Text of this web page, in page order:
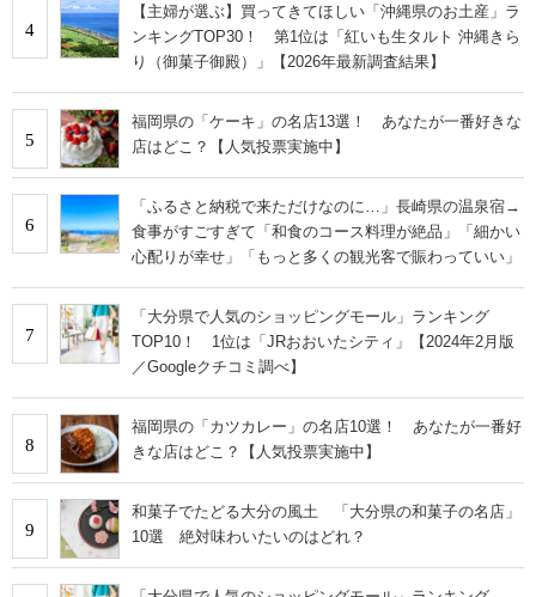
4
【主婦が選ぶ】買ってきてほしい「沖縄県のお土産」ラ
ンキングTOP30！ 第1位は「紅いも生タルト 沖縄きら
り（御菓子御殿）」【2026年最新調査結果】
5
福岡県の「ケーキ」の名店13選！ あなたが一番好きな
店はどこ？【人気投票実施中】
6
「ふるさと納税で来ただけなのに…」長崎県の温泉宿→
食事がすごすぎて「和食のコース料理が絶品」「細かい
心配りが幸せ」「もっと多くの観光客で賑わっていい」
7
「大分県で人気のショッピングモール」ランキング
TOP10！ 1位は「JRおおいたシティ」【2024年2月版
／Googleクチコミ調べ】
8
福岡県の「カツカレー」の名店10選！ あなたが一番好
きな店はどこ？【人気投票実施中】
9
和菓子でたどる大分の風土 「大分県の和菓子の名店」
10選 絶対味わいたいのはどれ？